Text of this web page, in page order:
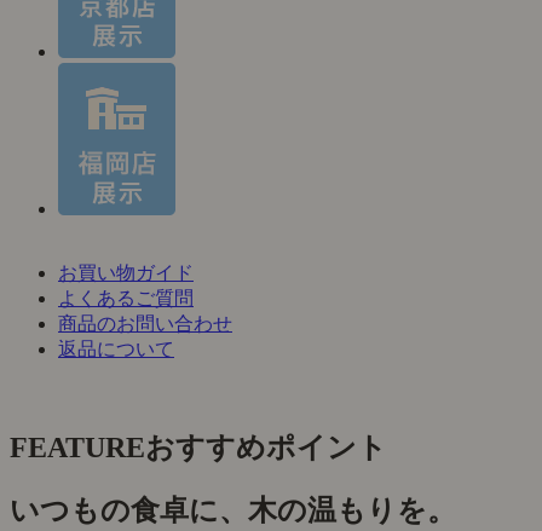
お買い物ガイド
よくあるご質問
商品のお問い合わせ
返品について
FEATUREおすすめポイント
いつもの食卓に、木の温もりを。